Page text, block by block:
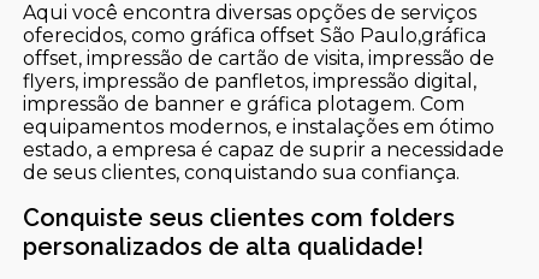
Aqui você encontra diversas opções de serviços
oferecidos, como gráfica offset São Paulo,gráfica
offset, impressão de cartão de visita, impressão de
flyers, impressão de panfletos, impressão digital,
impressão de banner e gráfica plotagem. Com
equipamentos modernos, e instalações em ótimo
estado, a empresa é capaz de suprir a necessidade
de seus clientes, conquistando sua confiança.
Conquiste seus clientes com folders
personalizados de alta qualidade!